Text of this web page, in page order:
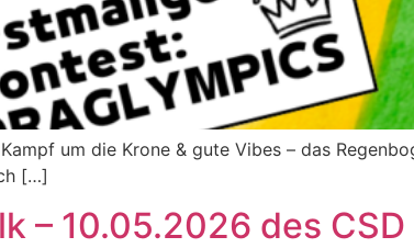
um die Krone & gute Vibes – das
[…]
– 10.05.2026 des CSD